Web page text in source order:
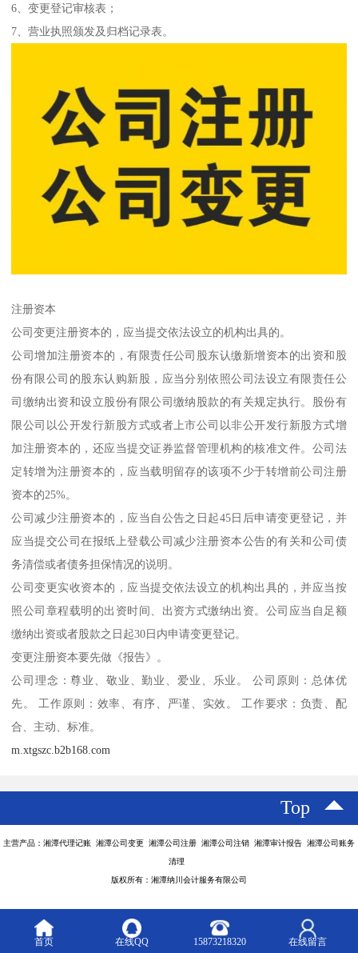
6、变更登记审核表；
7、营业执照颁发及归档记录表。
注册资本
公司变更注册资本的，应当提交依法设立的机构出具的。
公司增加注册资本的，有限责任公司股东认缴新增资本的出资和股
份有限公司的股东认购新股，应当分别依照公司法设立有限责任公
司缴纳出资和设立股份有限公司缴纳股款的有关规定执行。股份有
限公司以公开发行新股方式或者上市公司以非公开发行新股方式增
加注册资本的，还应当提交证券监督管理机构的核准文件。公司法
定转增为注册资本的，应当载明留存的该项不少于转增前公司注册
资本的25%。
公司减少注册资本的，应当自公告之日起45日后申请变更登记，并
应当提交公司在报纸上登载公司减少注册资本公告的有关和公司债
务清偿或者债务担保情况的说明。
公司变更实收资本的，应当提交依法设立的机构出具的，并应当按
照公司章程载明的出资时间、出资方式缴纳出资。公司应当自足额
缴纳出资或者股款之日起30日内申请变更登记。
变更注册资本要先做《报告》。
公司理念：尊业、敬业、勤业、爱业、乐业。 公司原则：总体优
先。 工作原则：效率、有序、严谨、实效。 工作要求：负责、配
合、主动、标准。
m.xtgszc.b2b168.com
Top
主营产品：湘潭代理记账 湘潭公司变更 湘潭公司注册 湘潭公司注销 湘潭审计报告 湘潭公司账务
清理
版权所有：湘潭纳川会计服务有限公司
首页 在线QQ 15873218320 在线留言